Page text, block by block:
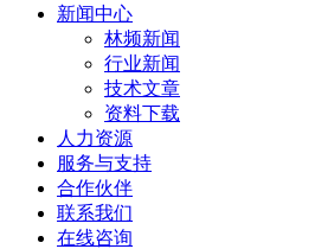
新闻中心
林频新闻
行业新闻
技术文章
资料下载
人力资源
服务与支持
合作伙伴
联系我们
在线咨询